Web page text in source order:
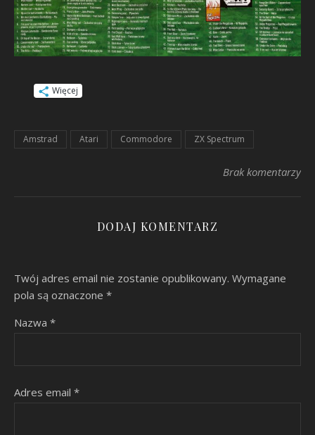
Więcej
Amstrad Atari Commodore ZX Spectrum
Brak komentarzy
DODAJ KOMENTARZ
Twój adres email nie zostanie opublikowany. Wymagane
pola są oznaczone *
Nazwa *
Adres email *